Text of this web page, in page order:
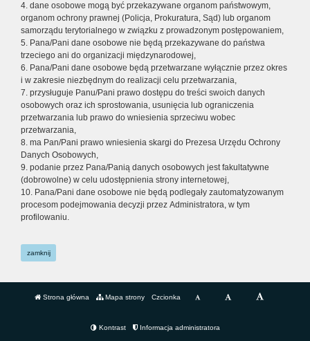
4. dane osobowe mogą być przekazywane organom państwowym,
organom ochrony prawnej (Policja, Prokuratura, Sąd) lub organom
samorządu terytorialnego w związku z prowadzonym postępowaniem,
5. Pana/Pani dane osobowe nie będą przekazywane do państwa
trzeciego ani do organizacji międzynarodowej,
6. Pana/Pani dane osobowe będą przetwarzane wyłącznie przez okres
i w zakresie niezbędnym do realizacji celu przetwarzania,
7. przysługuje Panu/Pani prawo dostępu do treści swoich danych
osobowych oraz ich sprostowania, usunięcia lub ograniczenia
przetwarzania lub prawo do wniesienia sprzeciwu wobec
przetwarzania,
8. ma Pan/Pani prawo wniesienia skargi do Prezesa Urzędu Ochrony
Danych Osobowych,
9. podanie przez Pana/Panią danych osobowych jest fakultatywne
(dobrowolne) w celu udostępnienia strony internetowej,
10. Pana/Pani dane osobowe nie będą podlegały zautomatyzowanym
procesom podejmowania decyzji przez Administratora, w tym
profilowaniu.
zamknij
Strona główna Mapa strony Czcionka
Kontrast Informacja administratora